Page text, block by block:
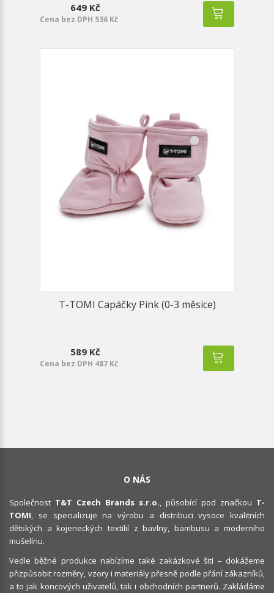
649 Kč
Cena bez DPH 536 Kč
T-TOMI Capáčky Pink (0-3 měsíce)
589 Kč
Cena bez DPH 487 Kč
O NÁS
Společnost T&T Czech Brands s.r.o., působící pod značkou T-
TOMI, se specializuje na výrobu a distribuci vysoce kvalitních
dětských a kojeneckých textilií z bavlny, bambusu a moderního
mušelínu.
Vedle běžné produkce nabízíme také zakázkové šití – dokážeme
přizpůsobit rozměry, vzory i materiály přesně podle přání zákazníků,
a to jak koncových uživatelů, tak i obchodních partnerů. Zakládáme